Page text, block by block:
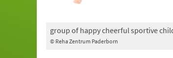
© Reha Zentrum Paderborn
group of happy cheerful sportive